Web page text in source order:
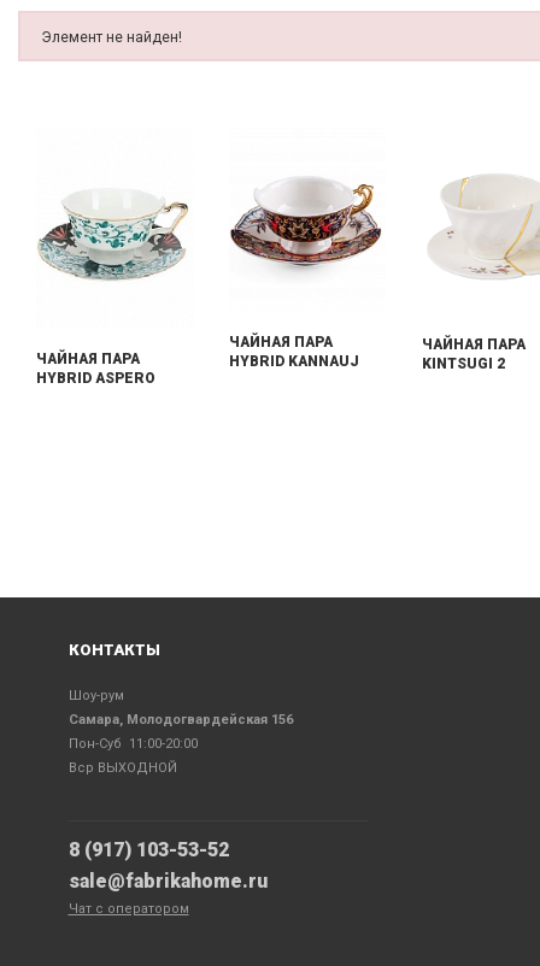
Элемент не найден!
ЧАЙНАЯ ПАРА
HYBRID ASPERO
ЧАЙНАЯ ПАРА
HYBRID KANNAUJ
ЧАЙНАЯ ПАРА
KINTSUGI 2
КОНТАКТЫ
Шоу-рум
Самара, Молодогвардейская 156
Пон-Суб 11:00-20:00
Вср ВЫХОДНОЙ
8 (917) 103-53-52
sale@fabrikahome.ru
Чат с оператором